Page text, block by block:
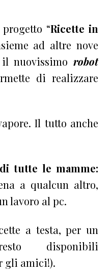
“Ricette in
ad altre nove
nuovissimorobot
di realizzare
Il tutto anche
tutte le mamme:
a qualcun altro,
lavoro al pc.
a testa, per un
disponibili
gli amici!).